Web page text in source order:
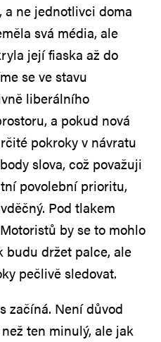
ne jednotlivci doma
svá média, ale
její fiaska až do
se ve stavu
liberálního
a pokud nová
pokroky v návratu
slova, což považuji
povolební prioritu,
Pod tlakem
by se to mohlo
budu držet palce, ale
pečlivě sledovat.
začíná. Není důvod
ten minulý, ale jak